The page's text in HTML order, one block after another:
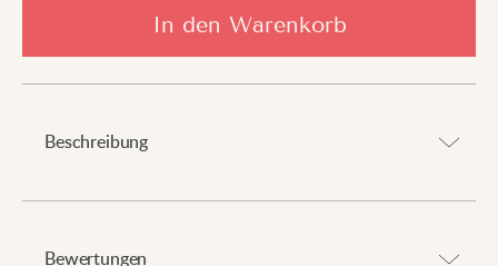
In den Warenkorb
Beschreibung
Bewertungen